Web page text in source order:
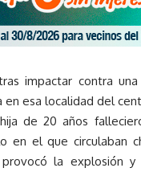
impactar contra
esa localidad del
de 20 años
en el que circulaban
la explosión